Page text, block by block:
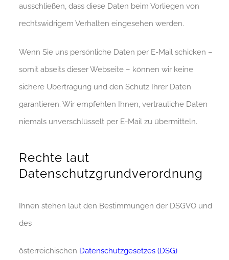
ausschließen, dass diese Daten beim Vorliegen von
rechtswidrigem Verhalten eingesehen werden.
Wenn Sie uns persönliche Daten per E-Mail schicken –
somit abseits dieser Webseite – können wir keine
sichere Übertragung und den Schutz Ihrer Daten
garantieren. Wir empfehlen Ihnen, vertrauliche Daten
niemals unverschlüsselt per E-Mail zu übermitteln.
Rechte laut
Datenschutzgrundverordnung
Ihnen stehen laut den Bestimmungen der DSGVO und
des
österreichischen Datenschutzgesetzes (DSG)